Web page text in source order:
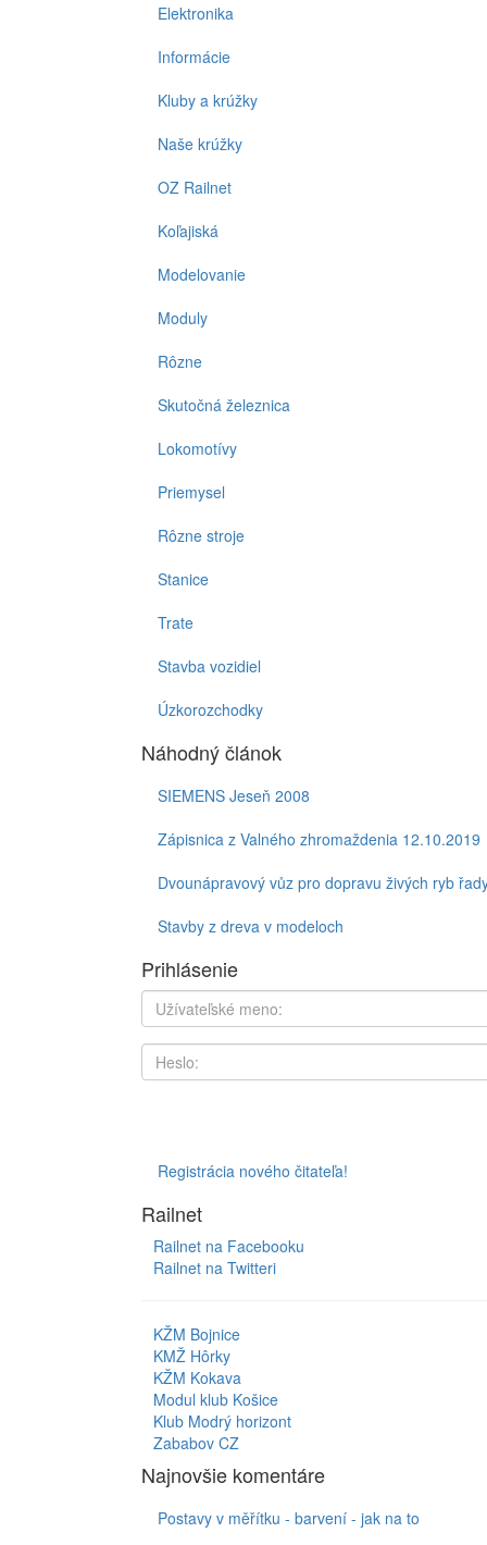
Elektronika
Informácie
Kluby a krúžky
Naše krúžky
OZ Railnet
Koľajiská
Modelovanie
Moduly
Rôzne
Skutočná železnica
Lokomotívy
Priemysel
Rôzne stroje
Stanice
Trate
Stavba vozidiel
Úzkorozchodky
Náhodný článok
SIEMENS Jeseň 2008
Zápisnica z Valného zhromaždenia 12.10.2019
Dvounápravový vůz pro dopravu živých ryb
Stavby z dreva v modeloch
Prihlásenie
Registrácia nového čitateľa!
Railnet
Railnet na Facebooku
Railnet na Twitteri
KŽM Bojnice
KMŽ Hôrky
KŽM Kokava
Modul klub Košice
Klub Modrý horizont
Zababov CZ
Najnovšie komentáre
Postavy v měřítku - barvení - jak na to